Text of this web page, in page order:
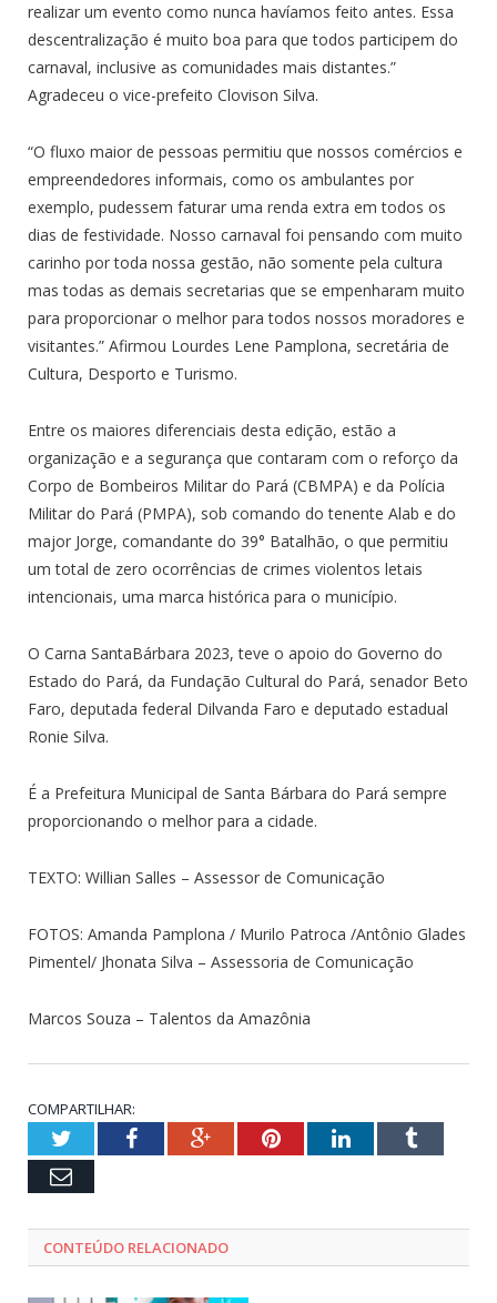
realizar um evento como nunca havíamos feito antes. Essa
descentralização é muito boa para que todos participem do
carnaval, inclusive as comunidades mais distantes.”
Agradeceu o vice-prefeito Clovison Silva.
“O fluxo maior de pessoas permitiu que nossos comércios e
empreendedores informais, como os ambulantes por
exemplo, pudessem faturar uma renda extra em todos os
dias de festividade. Nosso carnaval foi pensando com muito
carinho por toda nossa gestão, não somente pela cultura
mas todas as demais secretarias que se empenharam muito
para proporcionar o melhor para todos nossos moradores e
visitantes.” Afirmou Lourdes Lene Pamplona, secretária de
Cultura, Desporto e Turismo.
Entre os maiores diferenciais desta edição, estão a
organização e a segurança que contaram com o reforço da
Corpo de Bombeiros Militar do Pará (CBMPA) e da Polícia
Militar do Pará (PMPA), sob comando do tenente Alab e do
major Jorge, comandante do 39° Batalhão, o que permitiu
um total de zero ocorrências de crimes violentos letais
intencionais, uma marca histórica para o município.
O Carna SantaBárbara 2023, teve o apoio do Governo do
Estado do Pará, da Fundação Cultural do Pará, senador Beto
Faro, deputada federal Dilvanda Faro e deputado estadual
Ronie Silva.
É a Prefeitura Municipal de Santa Bárbara do Pará sempre
proporcionando o melhor para a cidade.
TEXTO: Willian Salles – Assessor de Comunicação
FOTOS: Amanda Pamplona / Murilo Patroca /Antônio Glades
Pimentel/ Jhonata Silva – Assessoria de Comunicação
Marcos Souza – Talentos da Amazônia
COMPARTILHAR:
TwitterFacebookGoogle+PinterestLinkedInTumblr
Email
CONTEÚDO RELACIONADO